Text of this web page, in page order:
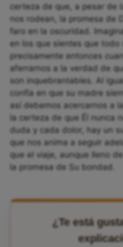
certeza de que, a pesar de
nos rodean, la promesa de
faro en la oscuridad.
en los que sientes que todo
precisamente entonces
aferrarnos a la verdad de
son inquebrantables. Al
confía en que su madre
así debemos acercarnos a
la certeza de que Él nunca
duda y cada dolor, hay un
que nos anima a seguir
que el viaje, aunque lleno
la promesa de Su bondad.
¿Te está